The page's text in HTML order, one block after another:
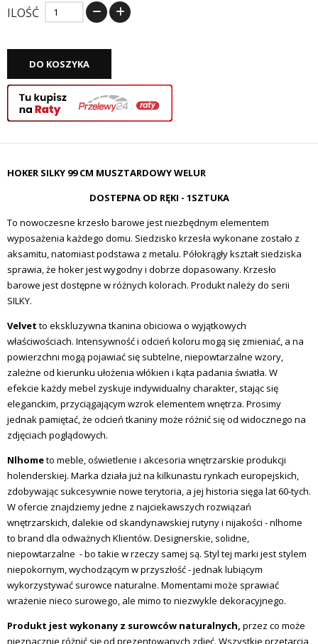
ILOŚĆ
DO KOSZYKA
HOKER SILKY 99 CM MUSZTARDOWY WELUR
DOSTEPNA OD RĘKI - 1SZTUKA
To nowoczesne krzesło barowe jest niezbędnym elementem
wyposażenia każdego domu. Siedzisko krzesła wykonane zostało z
aksamitu, natomiast podstawa z metalu. Półokrągły kształt siedziska
sprawia, że hoker jest wygodny i dobrze dopasowany. Krzesło
barowe jest dostępne w różnych kolorach. Produkt należy do serii
SILKY.
Velvet to ekskluzywna tkanina obiciowa o wyjątkowych
właściwościach. Intensywność i odcień koloru mogą się zmieniać, a na
powierzchni mogą pojawiać się subtelne, niepowtarzalne wzory,
zależne od kierunku ułożenia włókien i kąta padania światła. W
efekcie każdy mebel zyskuje indywidualny charakter, stając się
eleganckim, przyciągającym wzrok elementem wnętrza. Prosimy
jednak pamiętać, że odcień tkaniny może różnić się od widocznego na
zdjęciach poglądowych.
Nlhometo meble, oświetlenie i akcesoria wnętrzarskie produkcji
holenderskiej. Marka działa już na kilkunastu rynkach europejskich,
zdobywając sukcesywnie nowe terytoria, a jej historia sięga lat 60-tych.
W ofercie znajdziemy jedne z najciekawszych rozwiązań
wnętrzarskich, dalekie od skandynawskiej rutyny i nijakości - nlhome
to brand dla odważnych Klientów. Designerskie, solidne,
niepowtarzalne - bo takie w rzeczy samej są. Styl tej marki jest stylem
niepokornym, wychodzącym w przyszłość - jednak lubiącym
wykorzystywać surowce naturalne. Momentami może sprawiać
wrażenie nieco surowego, ale mimo to niezwykle dekoracyjnego.
Produkt jest wykonany z surowców naturalnych, przez co może
nieznacznie różnić się od prezentowanych zdjęć. Wszystkie przetarcia